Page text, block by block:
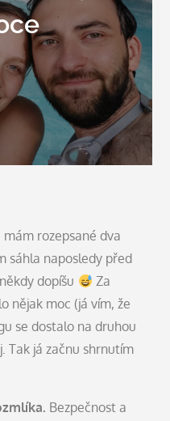
rozepsané dva
sáhla naposledy před
dopíšu
Za
nějak moc (já vím, že
se dostalo na druhou
Tak já začnu shrnutím
Bezpečnost a